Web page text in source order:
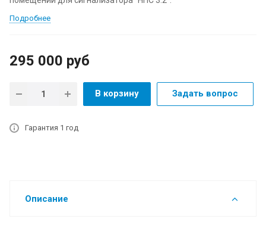
Подробнее
295 000 руб
В корзину Задать вопрос
Гарантия 1 год
Описание